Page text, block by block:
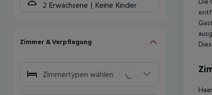
2 Erwachsene Keine Kinder
Zimmer & Verpflegung
Zimmertypen wählen